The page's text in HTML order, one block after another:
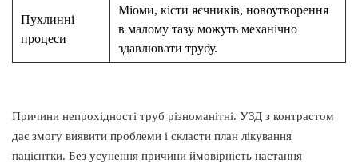
Пухлинні
процеси
Міоми, кісти яєчників, новоутворення
в малому тазу можуть механічно
здавлювати трубу.
Причини непрохідності труб різноманітні. УЗД з контрастом
дає змогу виявити проблеми і скласти план лікування
пацієнтки. Без усунення причини ймовірність настання